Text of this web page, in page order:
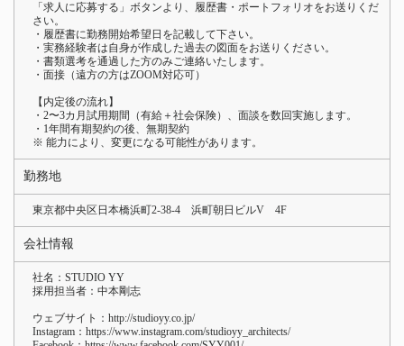
「求人に応募する」ボタンより、履歴書・ポートフォリオをお送りくだ
さい。
・履歴書に勤務開始希望日を記載して下さい。
・実務経験者は自身が作成した過去の図面をお送りください。
・書類選考を通過した方のみご連絡いたします。
・面接（遠方の方はZOOM対応可）
【内定後の流れ】
・2〜3カ月試用期間（有給＋社会保険）、面談を数回実施します。
・1年間有期契約の後、無期契約
※ 能力により、変更になる可能性があります。
勤務地
東京都中央区日本橋浜町2-38-4 浜町朝日ビルV 4F
会社情報
社名：STUDIO YY
採用担当者：中本剛志
ウェブサイト： http://studioyy.co.jp/
Instagram： https://www.instagram.com/studioyy_architects/